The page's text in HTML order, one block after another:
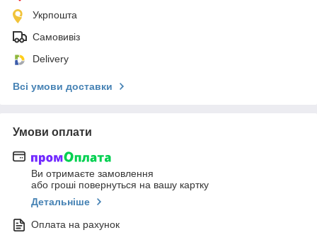
Укрпошта
Самовивіз
Delivery
Всі умови доставки
Умови оплати
Ви отримаєте замовлення
або гроші повернуться на вашу картку
Детальніше
Оплата на рахунок